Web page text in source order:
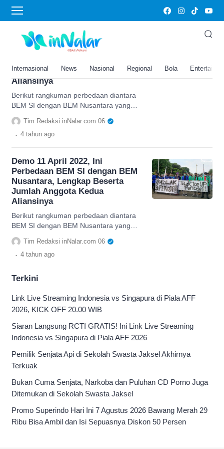
Internasional News Nasional Regional Bola
bem nusantara
Demo 11 April 2022, Ini
Perbedaan BEM SI dengan BEM
Jumlah Anggota Kedua
Aliansinya
Berikut rangkuman perbedaan diantara
BEM SI dengan BEM Nusantara yang
merupakan aliansi mahasiswa Indonesia
inilah yang membedakannya
Tim Redaksi inNalar.com 06
. 4 tahun ago
Demo 11 April 2022, Ini
Perbedaan BEM SI dengan BEM
Nusantara, Lengkap Beserta
Jumlah Anggota Kedua
Aliansinya
Berikut rangkuman perbedaan diantara
BEM SI dengan BEM Nusantara yang
merupakan aliansi mahasiswa Indonesia
inilah yang membedakannya
Tim Redaksi inNalar.com 06
. 4 tahun ago
Terkini
Link Live Streaming Indonesia vs Singapura di Piala AFF
2026, KICK OFF 20.00 WIB
Siaran Langsung RCTI GRATIS! Ini Link Live Streaming
Indonesia vs Singapura di Piala AFF 2026
Pemilik Senjata Api di Sekolah Swasta Jaksel Akhirnya
Terkuak
Bukan Cuma Senjata, Narkoba dan Puluhan CD Porno Juga
Ditemukan di Sekolah Swasta Jaksel
Promo Superindo Hari Ini 7 Agustus 2026 Bawang Merah 29
Ribu Bisa Ambil dan Isi Sepuasnya Diskon 50 Persen